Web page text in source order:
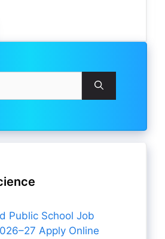
Public School Job
Apply Online